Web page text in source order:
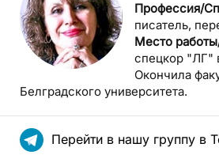
Профессия/
писатель,
Место
спецкор "ЛГ"
Окончила
Белградского университета.
Перейти в нашу группу в